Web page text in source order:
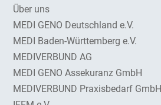
Über uns
MEDI GENO Deutschland e.V.
MEDI Baden-Württemberg e.V.
MEDIVERBUND AG
MEDI GENO Assekuranz GmbH
MEDIVERBUND Praxisbedarf GmbH